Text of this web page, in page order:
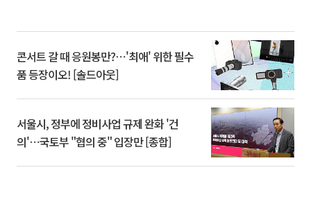
콘서트 갈 때 응원봉만?⋯'최애' 위한 필수
품 등장이오! [솔드아웃]
서울시, 정부에 정비사업 규제 완화 '건
의'⋯국토부 "협의 중" 입장만 [종합]